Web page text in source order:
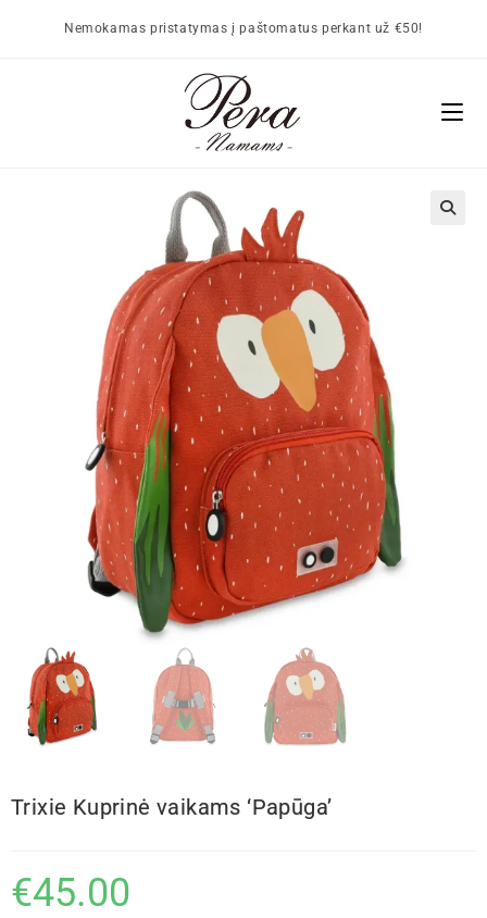
Nemokamas pristatymas į paštomatus perkant už €50!
Trixie Kuprinė vaikams ‘Papūga’
€45.00